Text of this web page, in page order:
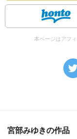
本ページはアフ
宮部みゆきの作品